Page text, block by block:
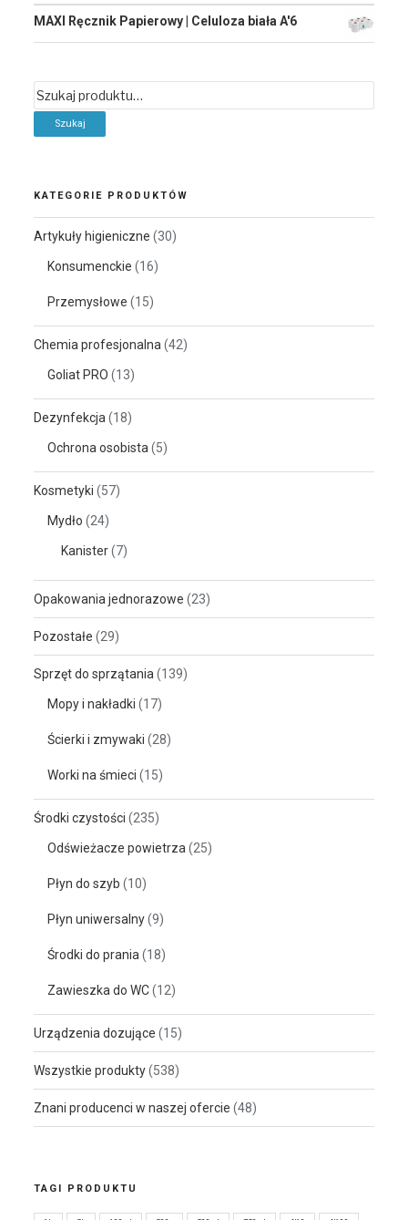
MAXI Ręcznik Papierowy | Celuloza biała A'6
Szukaj:
KATEGORIE PRODUKTÓW
Artykuły higieniczne (30)
Konsumenckie (16)
Przemysłowe (15)
Chemia profesjonalna (42)
Goliat PRO (13)
Dezynfekcja (18)
Ochrona osobista (5)
Kosmetyki (57)
Mydło (24)
Kanister (7)
Opakowania jednorazowe (23)
Pozostałe (29)
Sprzęt do sprzątania (139)
Mopy i nakładki (17)
Ścierki i zmywaki (28)
Worki na śmieci (15)
Środki czystości (235)
Odświeżacze powietrza (25)
Płyn do szyb (10)
Płyn uniwersalny (9)
Środki do prania (18)
Zawieszka do WC (12)
Urządzenia dozujące (15)
Wszystkie produkty (538)
Znani producenci w naszej ofercie (48)
TAGI PRODUKTU